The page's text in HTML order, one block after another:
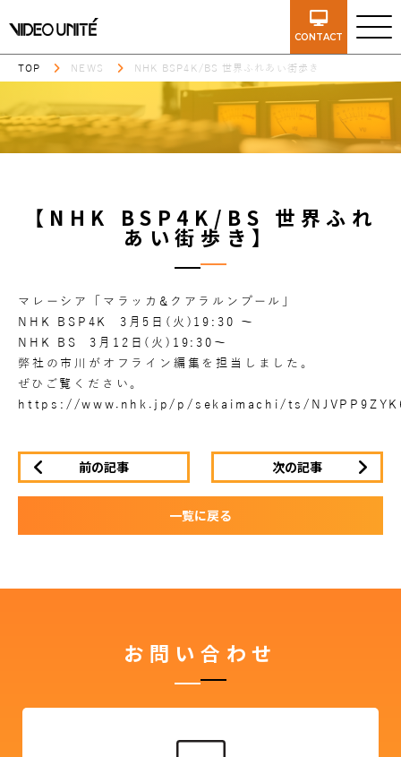
CONTACT
TOP NEWS NHK BSP4K/BS 世界ふれあい街歩き
【NHK BSP4K/BS 世界ふれ
あい街歩き】
マレーシア「マラッカ&クアラルンプール」
NHK BSP4K 3月5日(火)19:30 〜
NHK BS 3月12日(火)19:30〜
弊社の市川がオフライン編集を担当しました。
ぜひご覧ください。
https://www.nhk.jp/p/sekaimachi/ts/
前の記事 次の記事
一覧に戻る
お問い合わせ